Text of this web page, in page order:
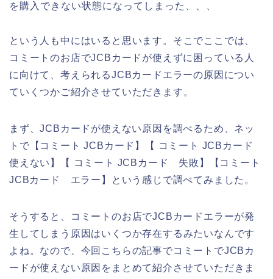
を購入できない状態になってしまった、、、
という人も中にはいると思います。そこでここでは、
コミートのお店でJCBカードが使えずに困っている人
に向けて、考えられるJCBカードエラーの原因につい
ていくつかご紹介させていただきます。
まず、JCBカードが使えない原因を調べるため、ネッ
トで【コミート JCBカード】【 コミート JCBカード
使えない】【 コミート JCBカード 失敗】【コミート
JCBカード エラー】という感じで調べてみました。
そうすると、コミートのお店でJCBカードエラーが発
生してしまう原因はいくつか存在するみたいなんです
よね。なので、今回こちらの記事でコミートでJCBカ
ードが使えない原因をまとめて紹介させていただきま